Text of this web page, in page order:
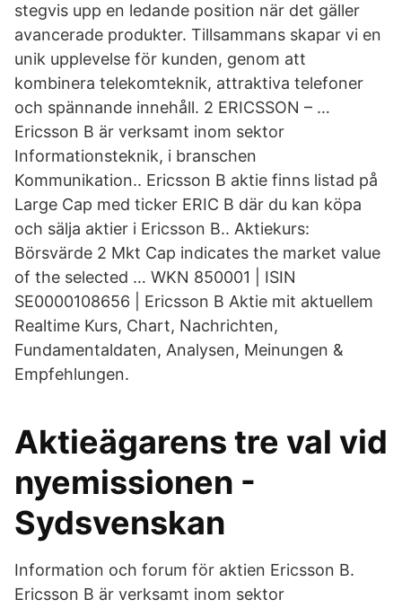
stegvis upp en ledande position när det gäller
avancerade produkter. Tillsammans skapar vi en
unik upplevelse för kunden, genom att
kombinera telekomteknik, attraktiva telefoner
och spännande innehåll. 2 ERICSSON – …
Ericsson B är verksamt inom sektor
Informationsteknik, i branschen
Kommunikation.. Ericsson B aktie finns listad på
Large Cap med ticker ERIC B där du kan köpa
och sälja aktier i Ericsson B.. Aktiekurs:
Börsvärde 2 Mkt Cap indicates the market value
of the selected … WKN 850001 | ISIN
SE0000108656 | Ericsson B Aktie mit aktuellem
Realtime Kurs, Chart, Nachrichten,
Fundamentaldaten, Analysen, Meinungen &
Empfehlungen.
Aktieägarens tre val vid
nyemissionen -
Sydsvenskan
Information och forum för aktien Ericsson B.
Ericsson B är verksamt inom sektor